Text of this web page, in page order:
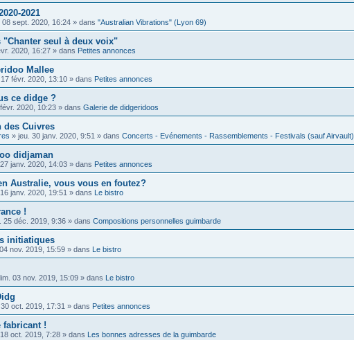
2021
08 sept. 2020, 16:24 » dans "Australian Vibrations" (Lyon 69)
"Chanter seul à deux voix"
2020, 16:27 » dans Petites annonces
Mallee
17 févr. 2020, 13:10 » dans Petites annonces
ce didge ?
2020, 10:23 » dans Galerie de didgeridoos
des Cuivres
» jeu. 30 janv. 2020, 9:51 » dans Concerts - Evénements - Rassemblements - Festivals (sauf Airvault)
didjaman
janv. 2020, 14:03 » dans Petites annonces
Australie, vous vous en foutez?
janv. 2020, 19:51 » dans Le bistro
!
25 déc. 2019, 9:36 » dans Compositions personnelles guimbarde
initiatiques
nov. 2019, 15:59 » dans Le bistro
03 nov. 2019, 15:09 » dans Le bistro
oct. 2019, 17:31 » dans Petites annonces
fabricant !
oct. 2019, 7:28 » dans Les bonnes adresses de la guimbarde